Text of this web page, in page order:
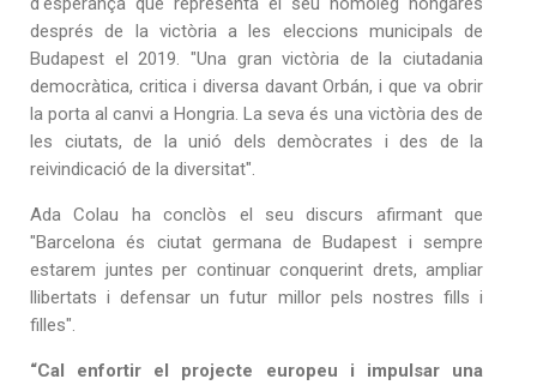
després de la victòria a les eleccions municipals de
Budapest el 2019. "Una gran victòria de la ciutadania
democràtica, critica i diversa davant Orbán, i que va obrir
la porta al canvi a Hongria. La seva és una victòria des de
les ciutats, de la unió dels demòcrates i des de la
reivindicació de la diversitat".
Ada Colau ha conclòs el seu discurs afirmant que
"Barcelona és ciutat germana de Budapest i sempre
estarem juntes per continuar conquerint drets, ampliar
llibertats i defensar un futur millor pels nostres fills i
filles".
“Cal enfortir el projecte europeu i impulsar una